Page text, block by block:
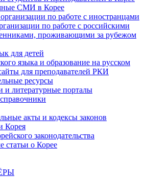
СМИ в Корее
по работе с иностранцами
по работе с российскими
проживающими за рубежом
для детей
языка и образование на русском
для преподавателей РКИ
ресурсы
и литературные порталы
акты и кодексы законов
Корея
законодательства
статьи о Корее